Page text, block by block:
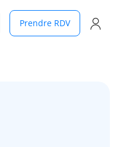
Prendre RDV